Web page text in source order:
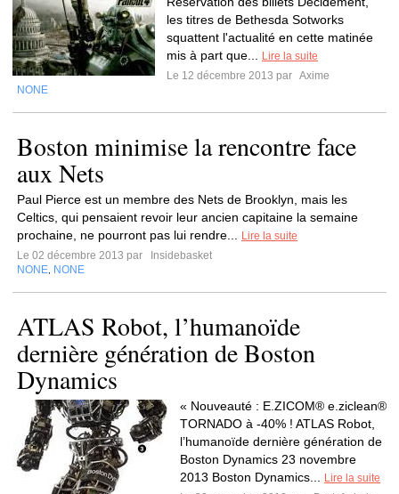
les titres de Bethesda Sotworks
squattent l'actualité en cette matinée
mis à part que...
Lire la suite
Le 12 décembre 2013 par Axime
NONE
Boston minimise la rencontre face
aux Nets
Paul Pierce est un membre des Nets de Brooklyn, mais les
Celtics, qui pensaient revoir leur ancien capitaine la semaine
prochaine, ne pourront pas lui rendre...
Lire la suite
Le 02 décembre 2013 par
Insidebasket
NONE NONE
ATLAS Robot, l’humanoïde
dernière génération de Boston
Dynamics
« Nouveauté : E.ZICOM® e.ziclean®
TORNADO à -40% ! ATLAS Robot,
l’humanoïde dernière génération de
Boston Dynamics 23 novembre
2013 Boston Dynamics...
Lire la suite